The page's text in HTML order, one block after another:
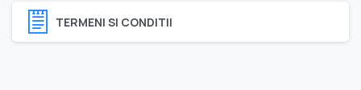
TERMENI SI CONDITII